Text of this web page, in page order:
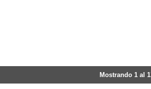
Mostrando 1 al